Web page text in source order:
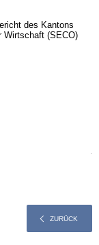
des Kantons
Wirtschaft (SECO)
ZURÜCK